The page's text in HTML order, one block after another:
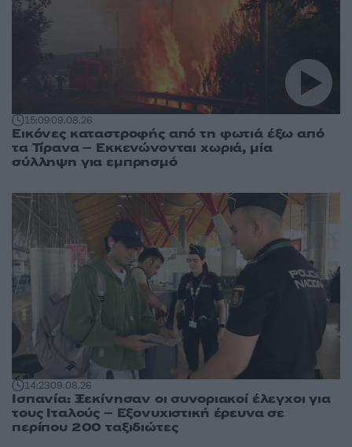
15:0909.08.26
Εικόνες καταστροφής από τη φωτιά έξω από
τα Τίρανα – Εκκενώνονται χωριά, μία
σύλληψη για εμπρησμό
14:2309.08.26
Ισπανία: Ξεκίνησαν οι συνοριακοί έλεγχοι για
τους Ιταλούς – Εξονυχιστική έρευνα σε
περίπου 200 ταξιδιώτες